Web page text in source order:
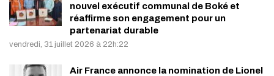
nouvel exécutif communal de Boké et
réaffirme son engagement pour un
partenariat durable
vendredi, 31 juillet 2026 à 22h:22
Air France annonce la nomination de Lionel